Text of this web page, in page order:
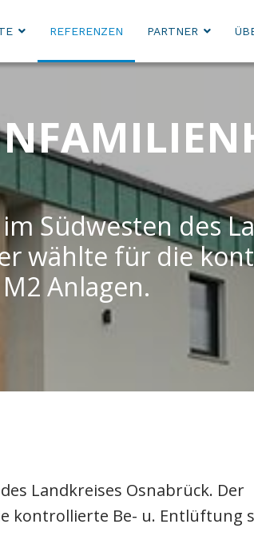
REFERENZEN PARTNER
Südwesten des
wählte für die
Anlagen.
Landkreises Osnabrück. Der
kontrollierte Be- u. Entlüftung